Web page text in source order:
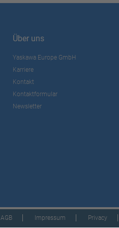
Über uns
Yaskawa Europe GmbH
Karriere
Kontakt
Kontaktformular
Newsletter
AGB Impressum Privacy